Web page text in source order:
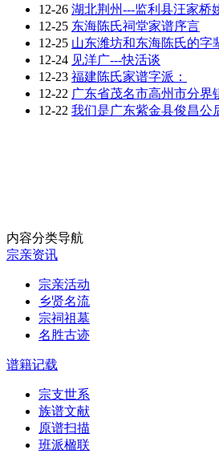
12-26 湖北荆州---监利县汪家桥
12-25 东海陈氏祠堂家谱序言
12-25 山东潍坊和东海陈氏的字
12-24 见洋广---快活谈
12-23 福建陈氏家谱字派：
12-22 广东省茂名市高州市分界
12-22 我们是广东紫金县俊昌公
内容分类导航
宗亲资讯
宗亲活动
乡贤名流
宗祠祖墓
名胜古迹
谱籍记载
宗支世系
族谱文献
原谱扫描
班派楹联